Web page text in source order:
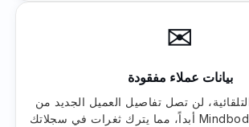
✉
بيانات عملاء مفقودة
لن تصل تفاصيل العميل الجديد من
Calendly إلى Mindbody أبداً، مما يترك ثغرات في سجلاتك